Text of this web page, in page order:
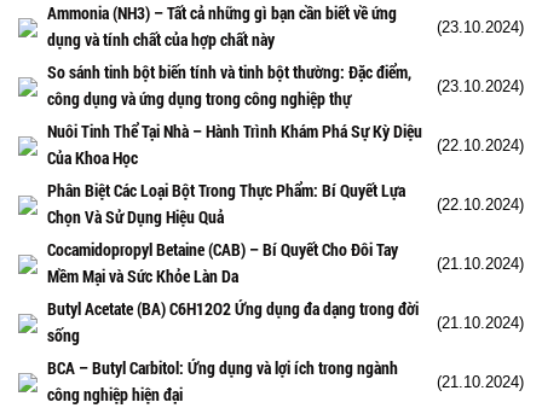
Ammonia (NH3) – Tất cả những gì bạn cần biết về ứng
dụng và tính chất của hợp chất này
(23.10.2024)
So sánh tinh bột biến tính và tinh bột thường: Đặc điểm,
công dụng và ứng dụng trong công nghiệp thự
(23.10.2024)
Nuôi Tinh Thể Tại Nhà – Hành Trình Khám Phá Sự Kỳ Diệu
Của Khoa Học
(22.10.2024)
Phân Biệt Các Loại Bột Trong Thực Phẩm: Bí Quyết Lựa
Chọn Và Sử Dụng Hiệu Quả
(22.10.2024)
Cocamidopropyl Betaine (CAB) – Bí Quyết Cho Đôi Tay
Mềm Mại và Sức Khỏe Làn Da
(21.10.2024)
Butyl Acetate (BA) C6H12O2 Ứng dụng đa dạng trong đời
sống
(21.10.2024)
BCA – Butyl Carbitol: Ứng dụng và lợi ích trong ngành
công nghiệp hiện đại
(21.10.2024)